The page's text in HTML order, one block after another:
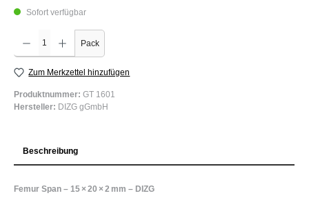
Sofort verfügbar
Produkt Anzahl: Gib den gewünschten Wert ein oder benutze die Schaltflächen um die
Pack
Zum Merkzettel hinzufügen
Produktnummer: GT 1601
Hersteller: DIZG gGmbH
Beschreibung
Femur Span – 15 × 20 × 2 mm – DIZG